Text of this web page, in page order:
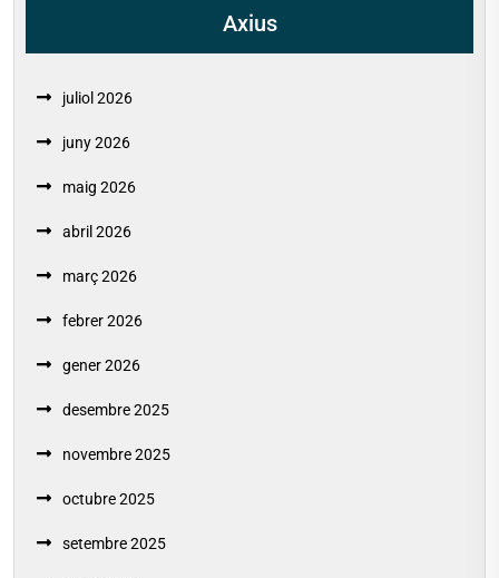
Axius
juliol 2026
juny 2026
maig 2026
abril 2026
març 2026
febrer 2026
gener 2026
desembre 2025
novembre 2025
octubre 2025
setembre 2025